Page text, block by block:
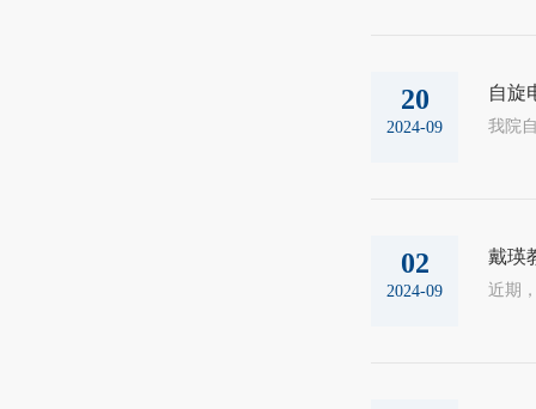
20
2024-09
自旋
02
2024-09
戴瑛